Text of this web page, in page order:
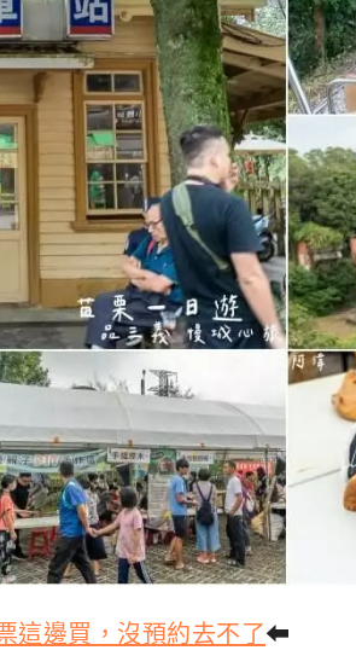
這邊買，沒預約去不了⬅